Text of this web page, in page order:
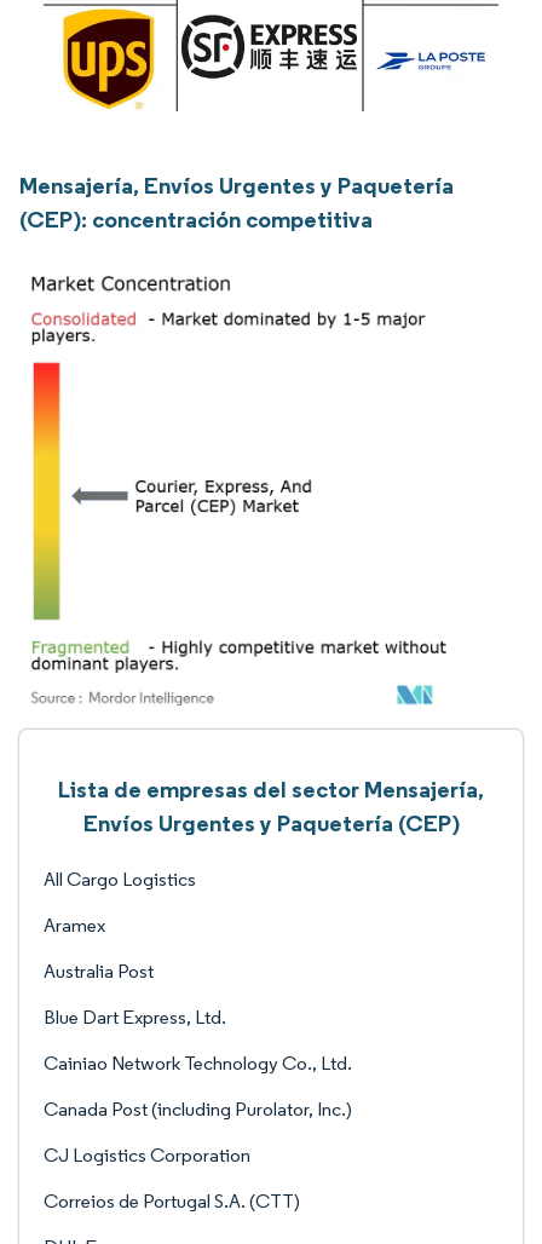
Mensajería, Envíos Urgentes y Paquetería
(CEP): concentración competitiva
Lista de empresas del sector Mensajería,
Envíos Urgentes y Paquetería (CEP)
All Cargo Logistics
Aramex
Australia Post
Blue Dart Express, Ltd.
Cainiao Network Technology Co., Ltd.
Canada Post (including Purolator, Inc.)
CJ Logistics Corporation
Correios de Portugal S.A. (CTT)